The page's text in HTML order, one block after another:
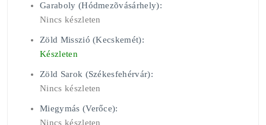
Garaboly (Hódmezõvásárhely):
Nincs készleten
Zöld Misszió (Kecskemét):
Készleten
Zöld Sarok (Székesfehérvár):
Nincs készleten
Miegymás (Verőce):
Nincs készleten